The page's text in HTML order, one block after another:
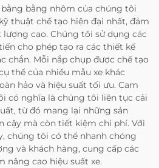
bằng nhôm của chúng tôi
thuật chế tạo hiện đại nhất, đảm
lượng cao. Chúng tôi sử dụng các
cho phép tạo ra các thiết kế
chắn. Mỗi nắp chụp được chế tạo
thể của nhiều mẫu xe khác
hảo và hiệu suất tối ưu. Cam
có nghĩa là chúng tôi liên tục cải
từ đó mang lại những sản
cậy mà còn tiết kiệm chi phí. Với
chúng tôi có thể nhanh chóng
và khách hàng, cung cấp các
nâng cao hiệu suất xe.